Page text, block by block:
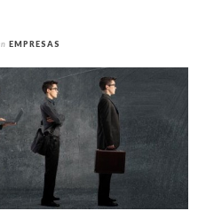
EMPRESAS